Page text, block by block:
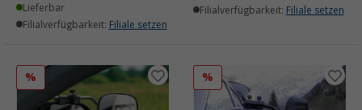
Lieferbar
Filialverfügbarkeit: Filiale setzen
Filialverfügbarkeit: Filiale setzen
% %